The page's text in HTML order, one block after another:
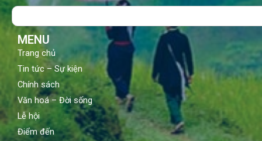
Search
MENU
Trang chủ
Tin tức – Sự kiện
Chính sách
Văn hoá – Đời sống
Lễ hội
Điểm đến